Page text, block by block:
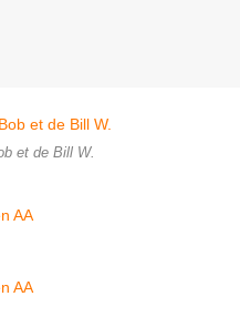
et de Bill W.